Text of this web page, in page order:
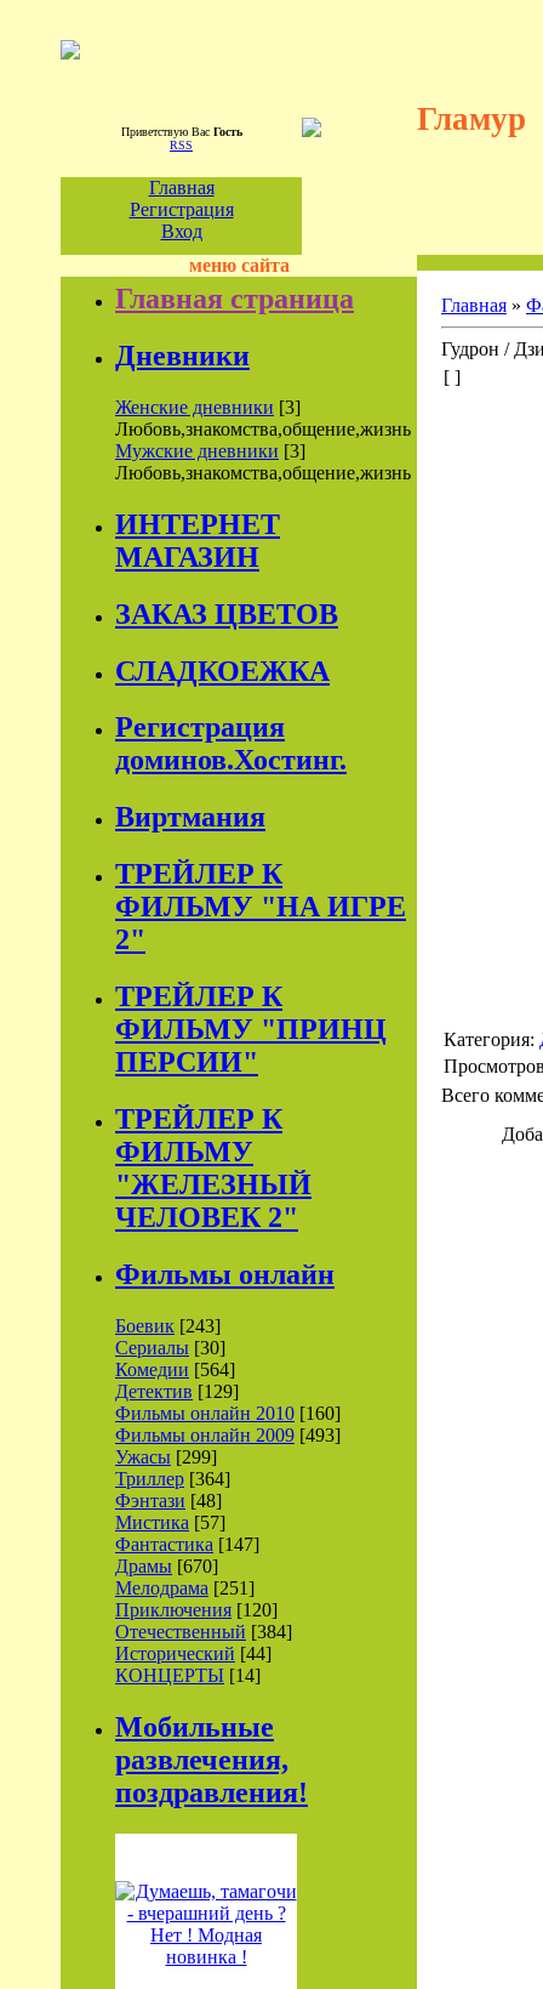
Приветствую Вас Гость
RSS
Гламур
Главная
Регистрация
Вход
меню сайта
Главная страница
Дневники
Женские дневники [3]
Любовь,знакомства,общение,жизнь
Мужские дневники [3]
Любовь,знакомства,общение,жизнь
ИНТЕРНЕТ
МАГАЗИН
ЗАКАЗ ЦВЕТОВ
СЛАДКОЕЖКА
Регистрация
доминов.Хостинг.
Виртмания
ТРЕЙЛЕР К
ФИЛЬМУ "НА ИГРЕ
2"
ТРЕЙЛЕР К
ФИЛЬМУ "ПРИНЦ
ПЕРСИИ"
ТРЕЙЛЕР К
ФИЛЬМУ
"ЖЕЛЕЗНЫЙ
ЧЕЛОВЕК 2"
Фильмы онлайн
Боевик [243]
Сериалы [30]
Комедии [564]
Детектив [129]
Фильмы онлайн 2010 [160]
Фильмы онлайн 2009 [493]
Ужасы [299]
Триллер [364]
Фэнтази [48]
Мистика [57]
Фантастика [147]
Драмы [670]
Мелодрама [251]
Приключения [120]
Отечественный [384]
Исторический [44]
КОНЦЕРТЫ [14]
Мобильные
развлечения,
поздравления!
Главная »
Гудрон /
[ ]
Категория:
Всего